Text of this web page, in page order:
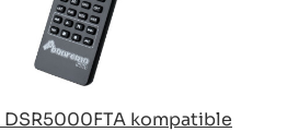
kompatible